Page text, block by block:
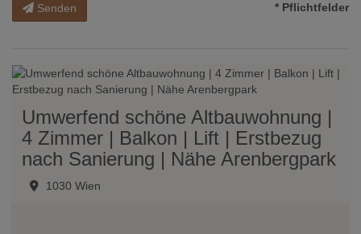
Senden * Pflichtfelder
Umwerfend schöne Altbauwohnung |
4 Zimmer | Balkon | Lift | Erstbezug
nach Sanierung | Nähe Arenbergpark
1030 Wien